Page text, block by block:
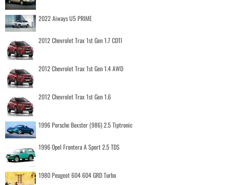
2022 Aiways U5 PRIME
2012 Chevrolet Trax 1st Gen 1.7 CDTI
2012 Chevrolet Trax 1st Gen 1.4 AWD
2012 Chevrolet Trax 1st Gen 1.6
1996 Porsche Boxster (986) 2.5 Tiptronic
1996 Opel Frontera A Sport 2.5 TDS
1980 Peugeot 604 604 GRD Turbo